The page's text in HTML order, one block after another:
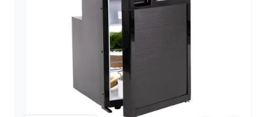
arrow_forward
favorite_border
Elenco dei desideri
shopping_cart
Cestino della spesa